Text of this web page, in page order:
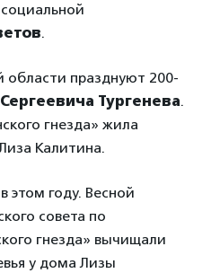
.
области празднуют 200-
Тургенева.
гнезда» жила
Калитина.
этом году. Весной
совета по
гнезда» вычищали
у дома Лизы